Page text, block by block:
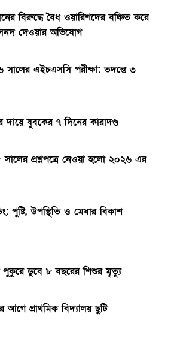
বিরুদ্ধে বৈধ ওয়ারিশদের বঞ্চিত করে
দেওয়ার অভিযোগ
সালের এইচএসসি পরীক্ষা: তদন্তে ৩
দায়ে যুবকের ৭ দিনের কারাদণ্ড
প্রশ্নপত্রে নেওয়া হলো ২০২৬ এর
পুষ্টি, উপস্থিতি ও মেধার বিকাশ
পুকুরে ডুবে ৮ বছরের শিশুর মৃত্যু
আগে প্রাথমিক বিদ্যালয় ছুটি